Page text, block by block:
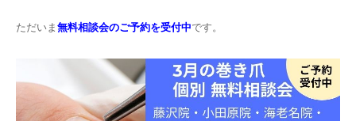
ただいま 無料相談会のご予約を受付中です。